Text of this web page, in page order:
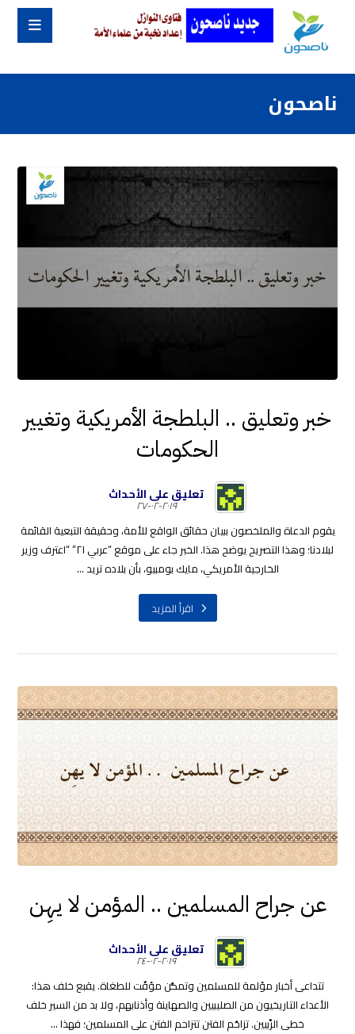
ناصحون
خبر وتعليق .. البلطجة الأمريكية وتغيير
الحكومات
تعليق على الأحداث
٢٠١٩-٠٢-٢٧
يقوم الدعاة والملخصون ببيان حقائق الواقع للأمة، وحقيقة التبعية القائمة
لبلادنا؛ وهذا التصريح يوضح هذا. الخبر جاء على موقع “عربي ٢١” “اعترف وزير
الخارجية الأمريكي، مايك بومبيو، بأن بلاده تريد ...
اقرأ المزيد
عن جراح المسلمين .. المؤمن لا يهِن
تعليق على الأحداث
٢٠١٩-٠٢-٢٤
تتداعى أخبار مؤلمة للمسلمين وتمكُّن مؤقّت للطغاة. يقبع خلف هذا:
الأعداء التاريخيون من الصليبيين والصهاينة وأذنابهم، ولا بد من السير خلف
خطى الرِّبيين. تزاحُم الفتن تتزاحم الفتن على المسلمين؛ فهذا ...